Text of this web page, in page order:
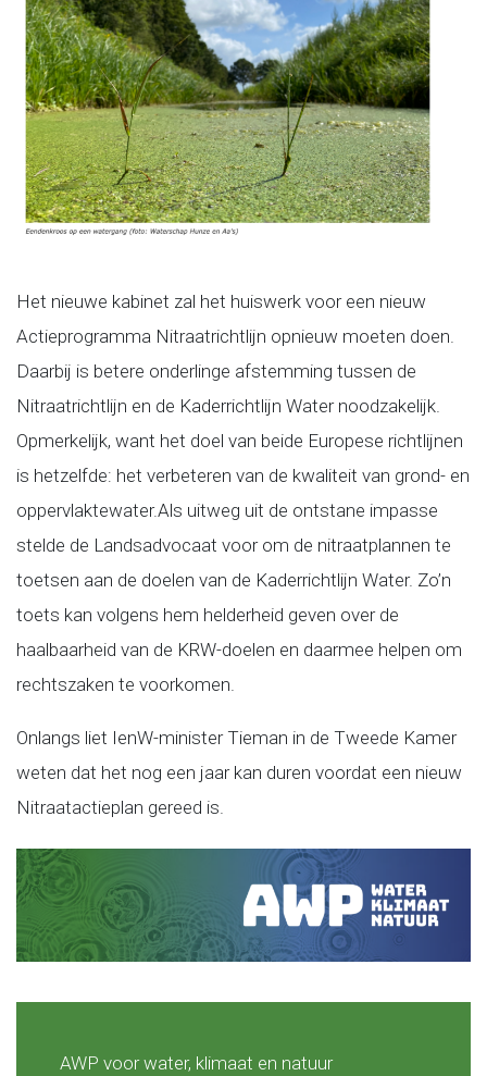
Het nieuwe kabinet zal het huiswerk voor een nieuw
Actieprogramma Nitraatrichtlijn opnieuw moeten doen.
Daarbij is betere onderlinge afstemming tussen de
Nitraatrichtlijn en de Kaderrichtlijn Water noodzakelijk.
Opmerkelijk, want het doel van beide Europese richtlijnen
is hetzelfde: het verbeteren van de kwaliteit van grond- en
oppervlaktewater.Als uitweg uit de ontstane impasse
stelde de Landsadvocaat voor om de nitraatplannen te
toetsen aan de doelen van de Kaderrichtlijn Water. Zo’n
toets kan volgens hem helderheid geven over de
haalbaarheid van de KRW-doelen en daarmee helpen om
rechtszaken te voorkomen.
Onlangs liet IenW-minister Tieman in de Tweede Kamer
weten dat het nog een jaar kan duren voordat een nieuw
Nitraatactieplan gereed is.
AWP voor water, klimaat en natuur